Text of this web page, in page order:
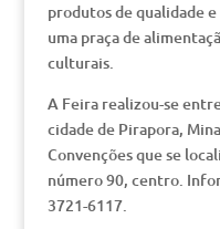
produtos de qualidade
uma praça de
culturais.
A Feira realizou-se
cidade de Pirapora,
Convenções que se
número 90, centro.
3721-6117.